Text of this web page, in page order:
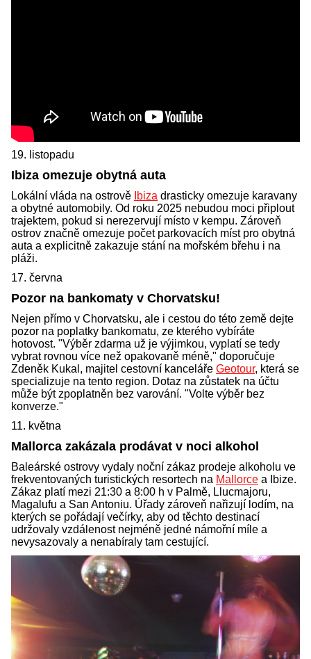
19. listopadu
Ibiza omezuje obytná auta
Lokální vláda na ostrově Ibiza drasticky omezuje karavany
a obytné automobily. Od roku 2025 nebudou moci připlout
trajektem, pokud si nerezervují místo v kempu. Zároveň
ostrov značně omezuje počet parkovacích míst pro obytná
auta a explicitně zakazuje stání na mořském břehu i na
pláži.
17. června
Pozor na bankomaty v Chorvatsku!
Nejen přímo v Chorvatsku, ale i cestou do této země dejte
pozor na poplatky bankomatu, ze kterého vybíráte
hotovost. "Výběr zdarma už je výjimkou, vyplatí se tedy
vybrat rovnou více než opakovaně méně," doporučuje
Zdeněk Kukal, majitel cestovní kanceláře Geotour, která se
specializuje na tento region. Dotaz na zůstatek na účtu
může být zpoplatněn bez varování. "Volte výběr bez
konverze."
11. května
Mallorca zakázala prodávat v noci alkohol
Baleárské ostrovy vydaly noční zákaz prodeje alkoholu ve
frekventovaných turistických resortech na Mallorce a Ibize.
Zákaz platí mezi 21:30 a 8:00 h v Palmě, Llucmajoru,
Magalufu a San Antoniu. Úřady zároveň nařizují lodím, na
kterých se pořádají večírky, aby od těchto destinací
udržovaly vzdálenost nejméně jedné námořní míle a
nevysazovaly a nenabíraly tam cestující.